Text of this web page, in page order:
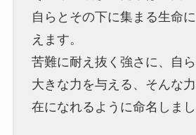
自らとその下に集まる生命
えます。
苦難に耐え抜く強さに、自
大きな力を与える、そんな
在になれるように命名しまし